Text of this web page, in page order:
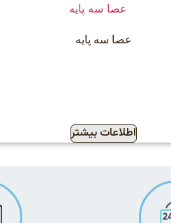
عصا سه پایه
اطلاعات بیشتر